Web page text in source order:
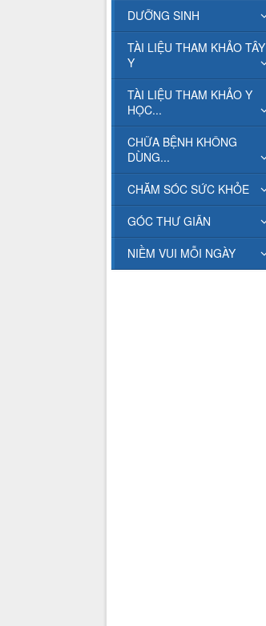
DƯỠNG SINH
TÀI LIỆU THAM KHẢO TÂY
Y
TÀI LIỆU THAM KHẢO Y
HỌC...
CHỮA BỆNH KHÔNG
DÙNG...
CHĂM SÓC SỨC KHỎE
GÓC THƯ GIÃN
NIỀM VUI MỖI NGÀY